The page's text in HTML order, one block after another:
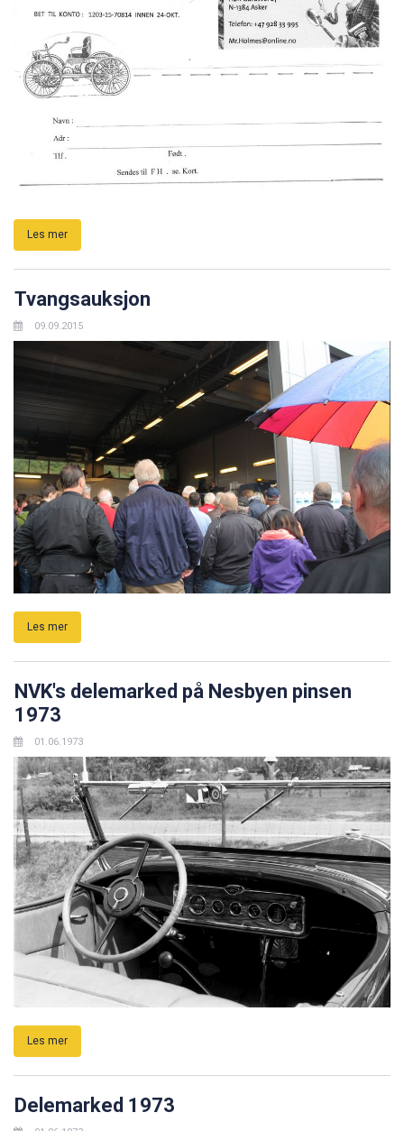
Tvangsauksjon
09.09.2015
Les mer
NVK's delemarked på Nesbyen pinsen
1973
01.06.1973